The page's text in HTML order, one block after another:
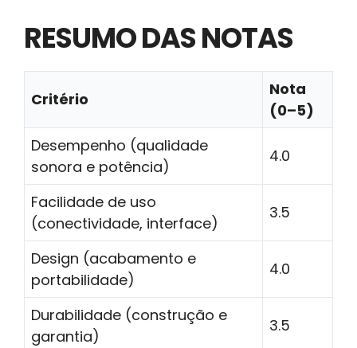
RESUMO DAS NOTAS
Critério
Nota
(0–5)
Desempenho (qualidade
sonora e potência)
4.0
Facilidade de uso
(conectividade, interface)
3.5
Design (acabamento e
portabilidade)
4.0
Durabilidade (construção e
garantia)
3.5